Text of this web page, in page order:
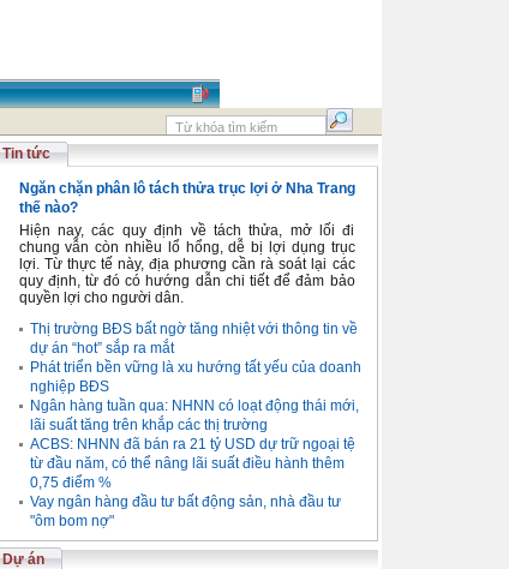
Tin tức
Ngăn chặn phân lô tách thửa trục lợi ở Nha Trang
thế nào?
Hiện nay, các quy định về tách thửa, mở lối đi
chung vẫn còn nhiều lổ hổng, dễ bị lợi dụng trục
lợi. Từ thực tế này, địa phương cần rà soát lại các
quy định, từ đó có hướng dẫn chi tiết để đảm bảo
quyền lợi cho người dân.
Thị trường BĐS bất ngờ tăng nhiệt với thông tin về
dự án “hot” sắp ra mắt
Phát triển bền vững là xu hướng tất yếu của doanh
nghiệp BĐS
Ngân hàng tuần qua: NHNN có loạt động thái mới,
lãi suất tăng trên khắp các thị trường
ACBS: NHNN đã bán ra 21 tỷ USD dự trữ ngoại tệ
từ đầu năm, có thể nâng lãi suất điều hành thêm
0,75 điểm %
Vay ngân hàng đầu tư bất động sản, nhà đầu tư
"ôm bom nợ"
Dự án